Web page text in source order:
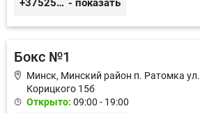
+375255355764 - показать
Бокс №1
Минск, Минский район п. Ратомка ул.
Корицкого 15б
Открыто: 09:00 - 19:00